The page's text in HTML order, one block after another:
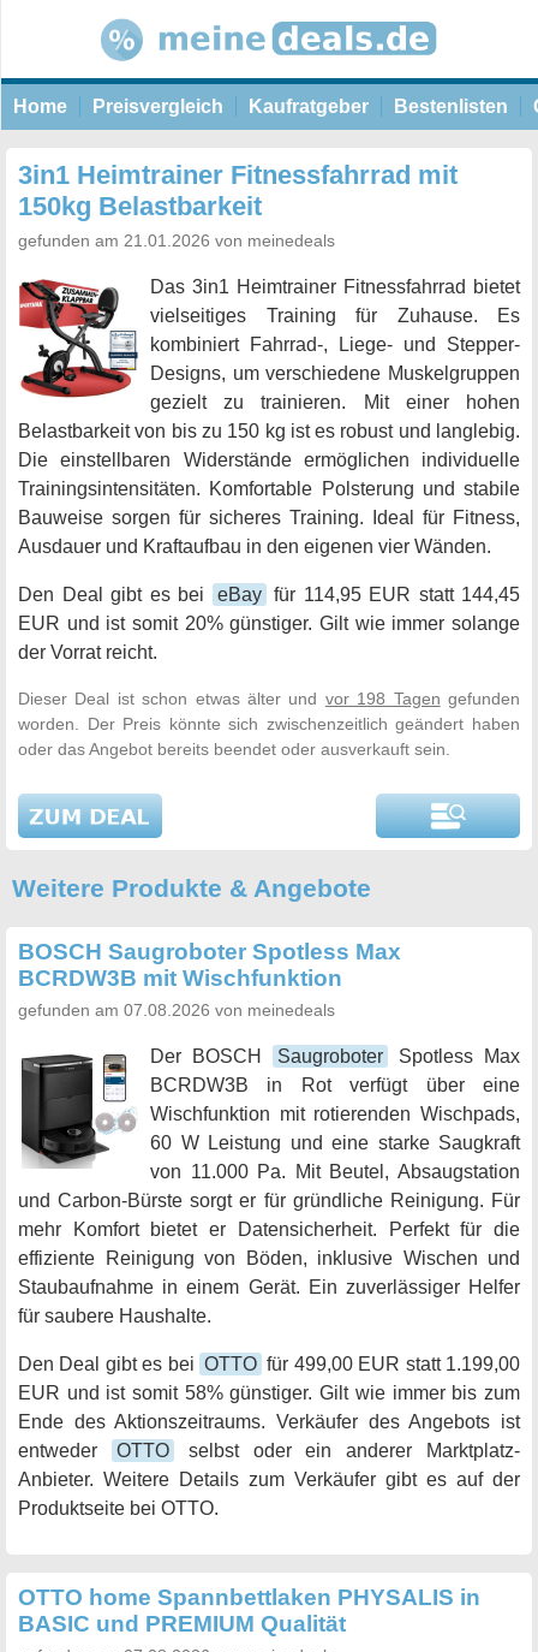
Home Preisvergleich Kaufratgeber Bestenlisten
3in1 Heimtrainer Fitnessfahrrad mit
150kg Belastbarkeit
gefunden am 21.01.2026 von meinedeals
Das 3in1 Heimtrainer Fitnessfahrrad bietet
vielseitiges Training für Zuhause. Es
kombiniert Fahrrad-, Liege- und Stepper-
Designs, um verschiedene Muskelgruppen
gezielt zu trainieren. Mit einer hohen
Belastbarkeit von bis zu 150 kg ist es robust und langlebig.
Die einstellbaren Widerstände ermöglichen individuelle
Trainingsintensitäten. Komfortable Polsterung und stabile
Bauweise sorgen für sicheres Training. Ideal für Fitness,
Ausdauer und Kraftaufbau in den eigenen vier Wänden.
Den Deal gibt es bei eBay
für 114,95 EUR statt 144,45
EUR und ist somit 20% günstiger. Gilt wie immer solange
der Vorrat reicht.
Dieser Deal ist schon etwas älter und vor 198 Tagen gefunden
worden. Der Preis könnte sich zwischenzeitlich geändert haben
oder das Angebot bereits beendet oder ausverkauft sein.
Weitere Produkte & Angebote
BOSCH Saugroboter Spotless Max
BCRDW3B mit Wischfunktion
gefunden am 07.08.2026 von meinedeals
Der BOSCH Saugroboter
Spotless Max
BCRDW3B in Rot verfügt über eine
Wischfunktion mit rotierenden Wischpads,
60 W Leistung und eine starke Saugkraft
von 11.000 Pa. Mit Beutel, Absaugstation
und Carbon-Bürste sorgt er für gründliche Reinigung. Für
mehr Komfort bietet er Datensicherheit. Perfekt für die
effiziente Reinigung von Böden, inklusive Wischen und
Staubaufnahme in einem Gerät. Ein zuverlässiger Helfer
für saubere Haushalte.
Den Deal gibt es bei OTTO für 499,00 EUR statt 1.199,00
EUR und ist somit 58% günstiger. Gilt wie immer bis zum
Ende des Aktionszeitraums. Verkäufer des Angebots ist
entweder
OTTO
selbst oder ein anderer Marktplatz-
Anbieter. Weitere Details zum Verkäufer gibt es auf der
Produktseite bei OTTO.
OTTO home Spannbettlaken PHYSALIS in
BASIC und PREMIUM Qualität